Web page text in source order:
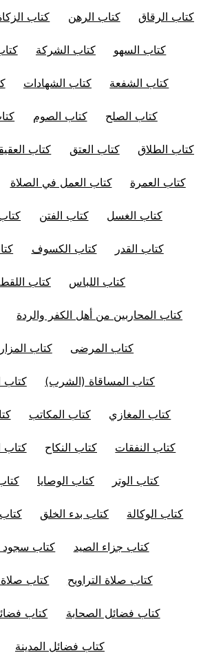
كتاب الرقاق كتاب الرهن كتاب
كتاب السهو كتاب الشركة
كتاب الشفعة كتاب الشهادات
كتاب الصلح كتاب الصوم
كتاب الطلاق كتاب العتق كتاب
كتاب العمرة كتاب العمل في الصلاة
كتاب الغسل كتاب الفتن
كتاب القدر كتاب الكسوف
كتاب اللباس كتاب
كتاب المحاربين من أهل الكفر والردة
كتاب المرضى كتاب
كتاب المساقاة (الشرب) كتاب
كتاب المغازي كتاب المكاتب
كتاب النفقات كتاب النكاح كتاب
كتاب الوتر كتاب الوصايا
كتاب الوكالة كتاب بدء الخلق
كتاب جزاء الصيد كتاب سجود
كتاب صلاة التراويح كتاب
كتاب فضائل الصحابة كتاب
كتاب فضائل المدينة